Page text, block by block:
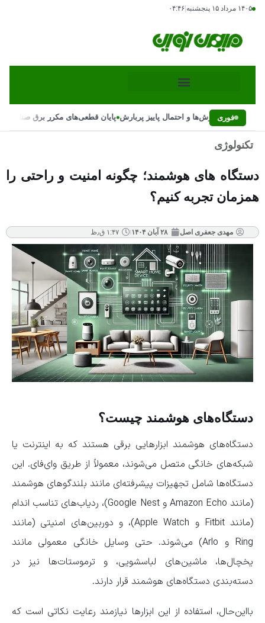
۱۴۰۵ مرداد ۱۵ پنجشنبه ۰۴:۴۶
فوری
ناگهانی بارش‌ها و احتمال پاییز پربارش•پایان قطعی‌های مکرر برق صنایع با
تکنولوژی
دستگاه های هوشمند؛ چگونه امنیت و راحتی را
همزمان تجربه کنیم؟
مهدی جعفری اصل ۲۸ آبان ۱۴۰۴ ۱:۴۷ ق٫ظ
دستگاه‌های هوشمند چیست؟
دستگاه‌های هوشمند ابزارهایی برقی هستند که به اینترنت یا
شبکه‌های خانگی متصل می‌شوند، معمولاً از طریق وای‌فای. این
دستگاه‌ها شامل تجهیزات پیشرفته‌ای مانند بلندگوهای هوشمند
(مانند Amazon Echo و Google Nest)، ردیاب‌های تناسب اندام
(مانند Fitbit و Apple Watch)، و دوربین‌های امنیتی (مانند
Ring و Arlo) می‌شوند. حتی وسایل خانگی معمولی مانند
یخچال‌ها، ماشین‌های لباسشویی، و ترموستات‌ها نیز در
دسته‌بندی دستگاه‌های هوشمند قرار دارند.
بااین‌حال، استفاده از این ابزارها نیازمند رعایت نکاتی است که